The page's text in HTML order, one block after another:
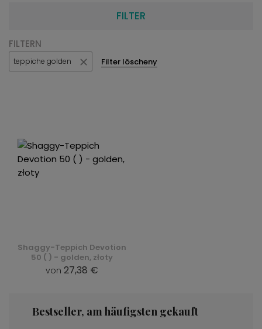
FILTER
FILTERN
teppiche golden Filter löscheny
Shaggy-Teppich Devotion
50 ( ) - golden, złoty
von 27,38 €
Bestseller, am häufigsten gekauft